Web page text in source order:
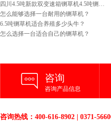
四川4.5吨新款双变速箱铡草机4.5吨铡…
怎么能够选择一台耐用的铡草机？
6.5吨铡草机适合养殖多少头牛？
怎么选择一台适合自己的铡草机？
咨询
咨询产品信息
咨询热线：400-616-8902 | 0371-